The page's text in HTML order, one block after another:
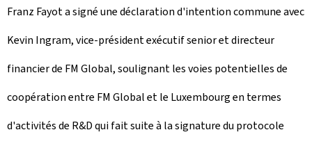
Franz Fayot a signé une déclaration d'intention commune avec
Kevin Ingram, vice-président exécutif senior et directeur
financier de FM Global, soulignant les voies potentielles de
coopération entre FM Global et le Luxembourg en termes
d'activités de R&D qui fait suite à la signature du protocole